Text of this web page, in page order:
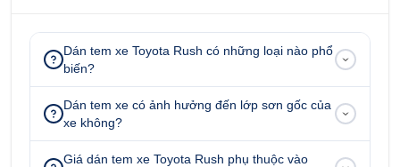
Dán tem xe Toyota Rush có những loại nào phổ
biến?
Dán tem xe có ảnh hưởng đến lớp sơn gốc của
xe không?
Giá dán tem xe Toyota Rush phụ thuộc vào